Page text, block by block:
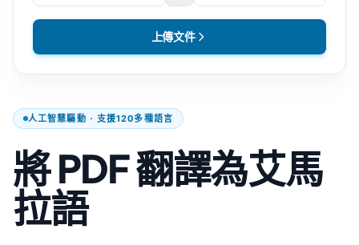
人工智慧驅動 · 支援120多種語言
將 PDF 翻譯為艾馬
拉語
上傳文件